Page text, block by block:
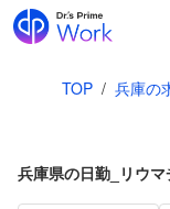
TOP / 兵庫の
兵庫県の日勤_リウ